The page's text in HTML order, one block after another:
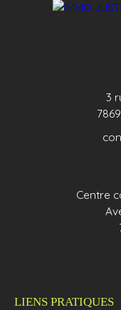
3
Centre
LIENS PRATIQUES